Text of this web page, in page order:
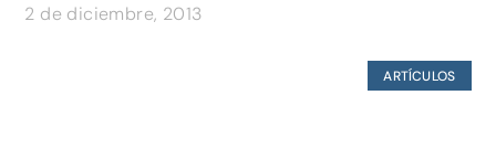
2 de diciembre, 2013
ARTÍCULOS